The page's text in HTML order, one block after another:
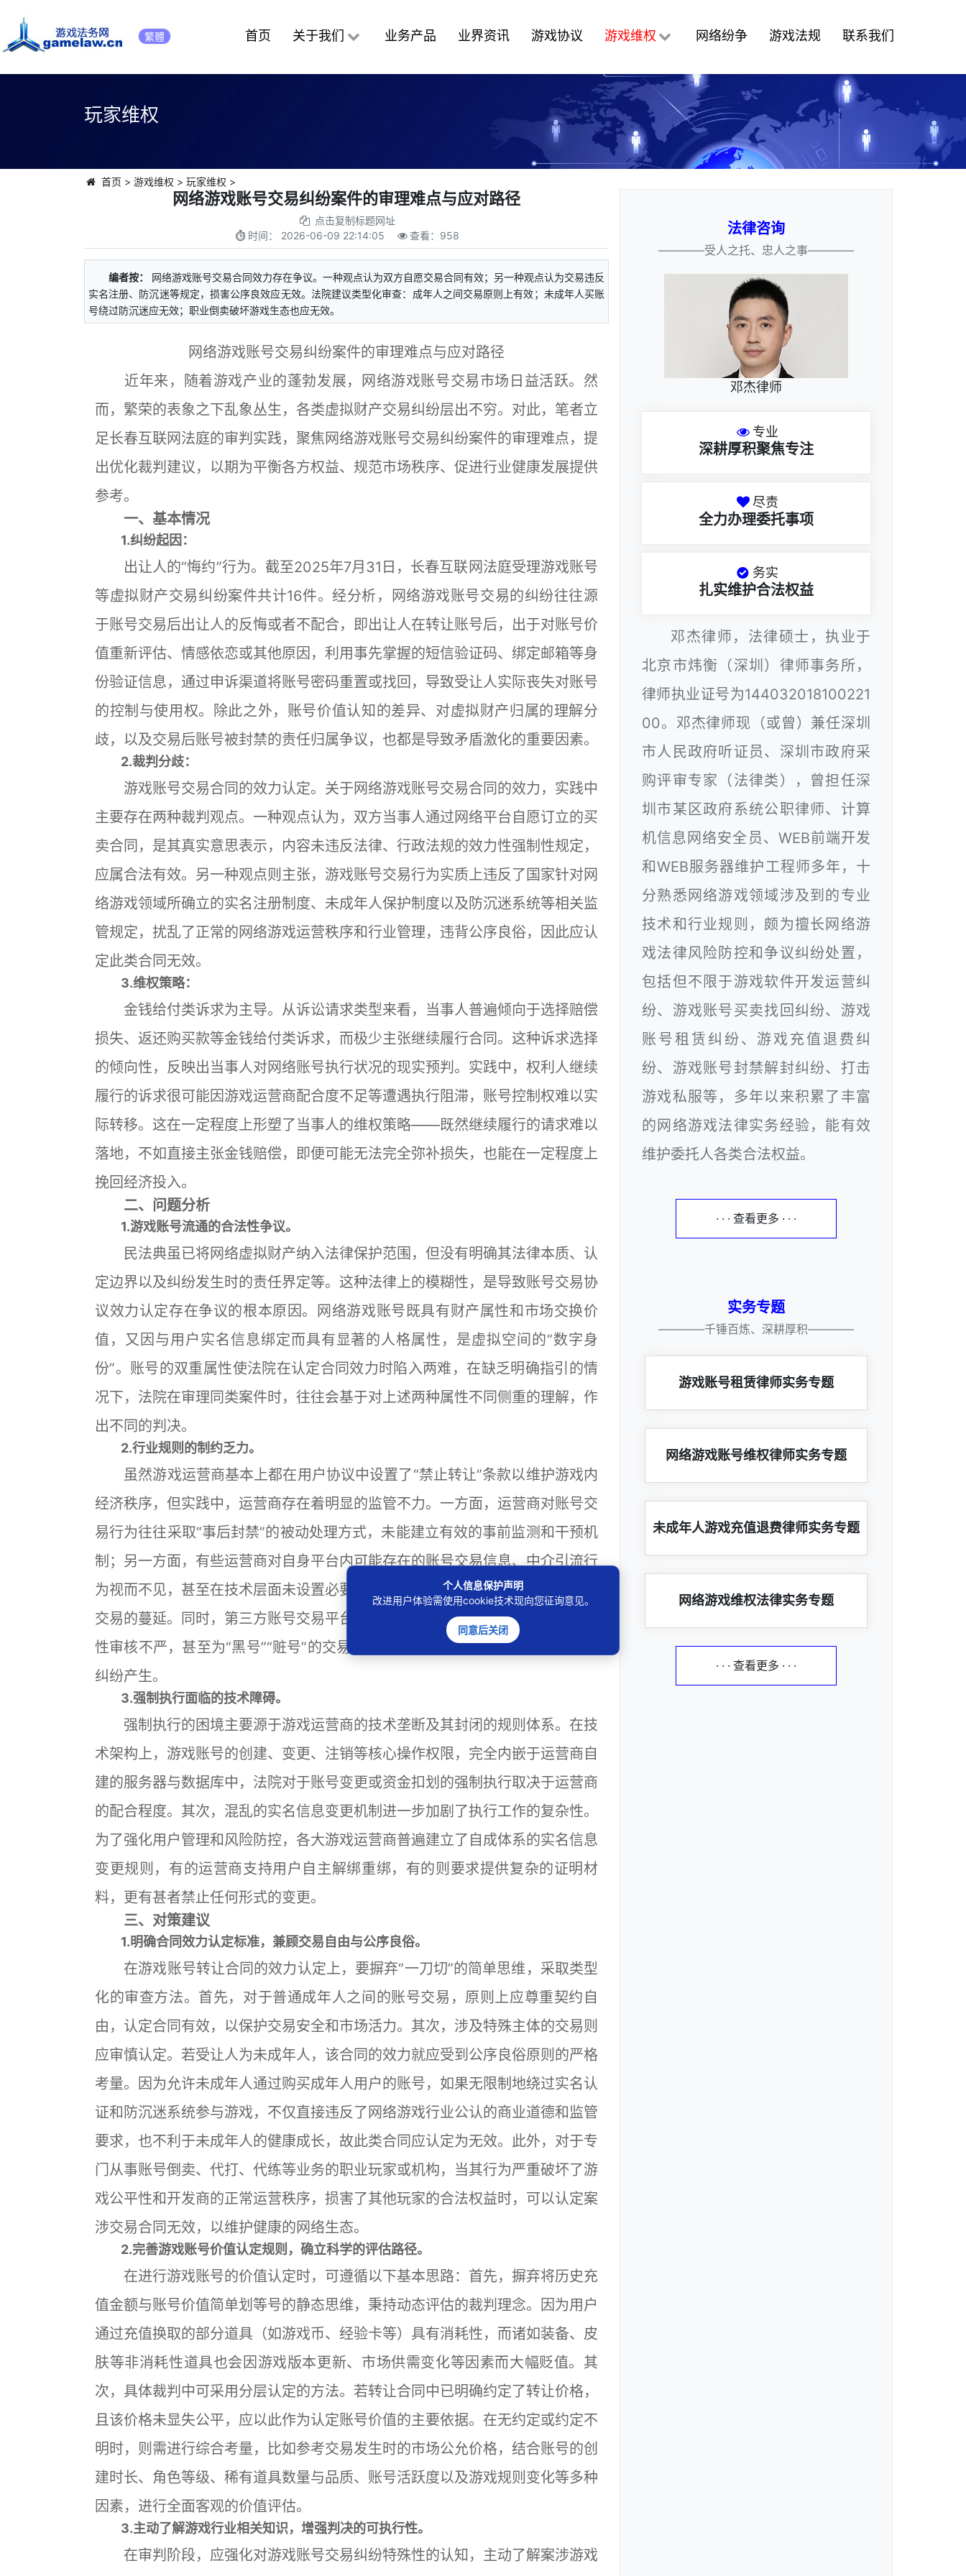
繁體 首页 关于我们 业务产品 业界资讯 游戏协议 游戏维权 网络纷争 游戏法规 联系我们
玩家维权
首页 > 游戏维权 > 玩家维权 >
网络游戏账号交易纠纷案件的审理难点与应对路径
点击复制标题网址
时间： 2026-06-09 22:14:05 查看： 958
编者按：
网络游戏账号交易合同效力存在争议。一种观点认为双方自愿交易合同有效；另一种观点认为交易违反
实名注册、防沉迷等规定，损害公序良效应无效。法院建议类型化审查：成年人之间交易原则上有效；未成年人买账
号绕过防沉迷应无效；职业倒卖破坏游戏生态也应无效。
网络游戏账号交易纠纷案件的审理难点与应对路径
近年来，随着游戏产业的蓬勃发展，网络游戏账号交易市场日益活跃。然
而，繁荣的表象之下乱象丛生，各类虚拟财产交易纠纷层出不穷。对此，笔者立
足长春互联网法庭的审判实践，聚焦网络游戏账号交易纠纷案件的审理难点，提
出优化裁判建议，以期为平衡各方权益、规范市场秩序、促进行业健康发展提供
参考。
一、基本情况
1.纠纷起因：
出让人的“悔约”行为。截至2025年7月31日，长春互联网法庭受理游戏账号
等虚拟财产交易纠纷案件共计16件。经分析，网络游戏账号交易的纠纷往往源
于账号交易后出让人的反悔或者不配合，即出让人在转让账号后，出于对账号价
值重新评估、情感依恋或其他原因，利用事先掌握的短信验证码、绑定邮箱等身
份验证信息，通过申诉渠道将账号密码重置或找回，导致受让人实际丧失对账号
的控制与使用权。除此之外，账号价值认知的差异、对虚拟财产归属的理解分
歧，以及交易后账号被封禁的责任归属争议，也都是导致矛盾激化的重要因素。
2.裁判分歧：
游戏账号交易合同的效力认定。关于网络游戏账号交易合同的效力，实践中
主要存在两种裁判观点。一种观点认为，双方当事人通过网络平台自愿订立的买
卖合同，是其真实意思表示，内容未违反法律、行政法规的效力性强制性规定，
应属合法有效。另一种观点则主张，游戏账号交易行为实质上违反了国家针对网
络游戏领域所确立的实名注册制度、未成年人保护制度以及防沉迷系统等相关监
管规定，扰乱了正常的网络游戏运营秩序和行业管理，违背公序良俗，因此应认
定此类合同无效。
3.维权策略：
金钱给付类诉求为主导。从诉讼请求类型来看，当事人普遍倾向于选择赔偿
损失、返还购买款等金钱给付类诉求，而极少主张继续履行合同。这种诉求选择
的倾向性，反映出当事人对网络账号执行状况的现实预判。实践中，权利人继续
履行的诉求很可能因游戏运营商配合度不足等遭遇执行阻滞，账号控制权难以实
际转移。这在一定程度上形塑了当事人的维权策略——既然继续履行的请求难以
落地，不如直接主张金钱赔偿，即便可能无法完全弥补损失，也能在一定程度上
挽回经济投入。
二、问题分析
1.游戏账号流通的合法性争议。
民法典虽已将网络虚拟财产纳入法律保护范围，但没有明确其法律本质、认
定边界以及纠纷发生时的责任界定等。这种法律上的模糊性，是导致账号交易协
议效力认定存在争议的根本原因。网络游戏账号既具有财产属性和市场交换价
值，又因与用户实名信息绑定而具有显著的人格属性，是虚拟空间的“数字身
份”。账号的双重属性使法院在认定合同效力时陷入两难，在缺乏明确指引的情
况下，法院在审理同类案件时，往往会基于对上述两种属性不同侧重的理解，作
出不同的判决。
2.行业规则的制约乏力。
虽然游戏运营商基本上都在用户协议中设置了“禁止转让”条款以维护游戏内
经济秩序，但实践中，运营商存在着明显的监管不力。一方面，运营商对账号交
易行为往往采取“事后封禁”的被动处理方式，未能建立有效的事前监测和干预机
制；另一方面，有些运营商对自身平台内可能存在的账号交易信息、中介引流行
为视而不见，甚至在技术层面未设置必要的拦截与警示功能，客观上纵容了违规
交易的蔓延。同时，第三方账号交易平台对交易信息的真实性、账号来源的合法
性审核不严，甚至为“黑号”“赃号”的交易提供了温床，进一步加剧了交易风险和
纠纷产生。
3.强制执行面临的技术障碍。
强制执行的困境主要源于游戏运营商的技术垄断及其封闭的规则体系。在技
术架构上，游戏账号的创建、变更、注销等核心操作权限，完全内嵌于运营商自
建的服务器与数据库中，法院对于账号变更或资金扣划的强制执行取决于运营商
的配合程度。其次，混乱的实名信息变更机制进一步加剧了执行工作的复杂性。
为了强化用户管理和风险防控，各大游戏运营商普遍建立了自成体系的实名信息
变更规则，有的运营商支持用户自主解绑重绑，有的则要求提供复杂的证明材
料，更有甚者禁止任何形式的变更。
三、对策建议
1.明确合同效力认定标准，兼顾交易自由与公序良俗。
在游戏账号转让合同的效力认定上，要摒弃“一刀切”的简单思维，采取类型
化的审查方法。首先，对于普通成年人之间的账号交易，原则上应尊重契约自
由，认定合同有效，以保护交易安全和市场活力。其次，涉及特殊主体的交易则
应审慎认定。若受让人为未成年人，该合同的效力就应受到公序良俗原则的严格
考量。因为允许未成年人通过购买成年人用户的账号，如果无限制地绕过实名认
证和防沉迷系统参与游戏，不仅直接违反了网络游戏行业公认的商业道德和监管
要求，也不利于未成年人的健康成长，故此类合同应认定为无效。此外，对于专
门从事账号倒卖、代打、代练等业务的职业玩家或机构，当其行为严重破坏了游
戏公平性和开发商的正常运营秩序，损害了其他玩家的合法权益时，可以认定案
涉交易合同无效，以维护健康的网络生态。
2.完善游戏账号价值认定规则，确立科学的评估路径。
在进行游戏账号的价值认定时，可遵循以下基本思路：首先，摒弃将历史充
值金额与账号价值简单划等号的静态思维，秉持动态评估的裁判理念。因为用户
通过充值换取的部分道具（如游戏币、经验卡等）具有消耗性，而诸如装备、皮
肤等非消耗性道具也会因游戏版本更新、市场供需变化等因素而大幅贬值。其
次，具体裁判中可采用分层认定的方法。若转让合同中已明确约定了转让价格，
且该价格未显失公平，应以此作为认定账号价值的主要依据。在无约定或约定不
明时，则需进行综合考量，比如参考交易发生时的市场公允价格，结合账号的创
建时长、角色等级、稀有道具数量与品质、账号活跃度以及游戏规则变化等多种
因素，进行全面客观的价值评估。
3.主动了解游戏行业相关知识，增强判决的可执行性。
在审判阶段，应强化对游戏账号交易纠纷特殊性的认知，主动了解案涉游戏
法律咨询
————受人之托、忠人之事————
邓杰律师
专业
深耕厚积聚焦专注
尽责
全力办理委托事项
务实
扎实维护合法权益
邓杰律师，法律硕士，执业于
北京市炜衡（深圳）律师事务所，
律师执业证号为144032018100221
00。邓杰律师现（或曾）兼任深圳
市人民政府听证员、深圳市政府采
购评审专家（法律类），曾担任深
圳市某区政府系统公职律师、计算
机信息网络安全员、WEB前端开发
和WEB服务器维护工程师多年，十
分熟悉网络游戏领域涉及到的专业
技术和行业规则，颇为擅长网络游
戏法律风险防控和争议纠纷处置，
包括但不限于游戏软件开发运营纠
纷、游戏账号买卖找回纠纷、游戏
账号租赁纠纷、游戏充值退费纠
纷、游戏账号封禁解封纠纷、打击
游戏私服等，多年以来积累了丰富
的网络游戏法律实务经验，能有效
维护委托人各类合法权益。
· · · 查看更多 · · ·
实务专题
————千锤百炼、深耕厚积————
游戏账号租赁律师实务专题
网络游戏账号维权律师实务专题
未成年人游戏充值退费律师实务专题
网络游戏维权法律实务专题
· · · 查看更多 · · ·
个人信息保护声明
改进用户体验需使用cookie技术现向您征询意见。
同意后关闭